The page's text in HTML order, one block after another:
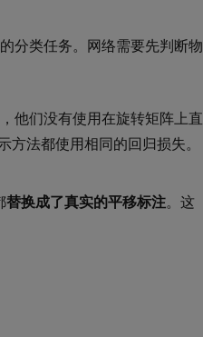
分类任务。网络需要先判断物
他们没有使用在旋转矩阵上直
法都使用相同的回归损失。
替换成了真实的平移标注。这